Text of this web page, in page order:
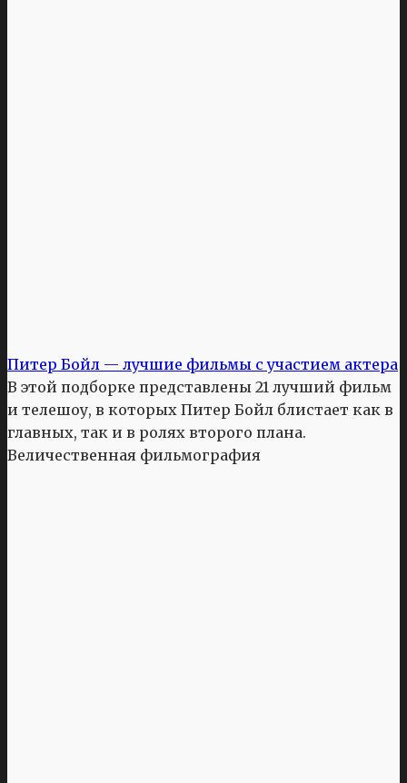
Питер Бойл — лучшие фильмы с участием актера
В этой подборке представлены 21 лучший фильм
и телешоу, в которых Питер Бойл блистает как в
главных, так и в ролях второго плана.
Величественная фильмография